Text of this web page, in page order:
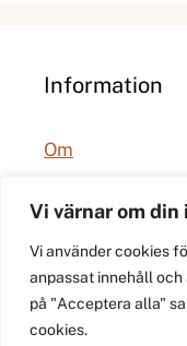
Vi värnar om
Vi använder cookies
anpassat innehåll
på "Acceptera alla"
cookies.
Information
Om